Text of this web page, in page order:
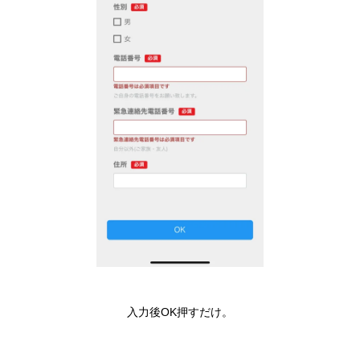
入力後OK押すだけ。